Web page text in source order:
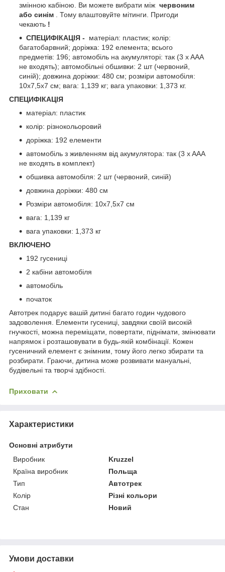
змінною кабіною. Ви можете вибрати між червоним
або синім . Тому влаштовуйте мітинги. Пригоди
чекають !
СПЕЦИФІКАЦІЯ -
матеріал: пластик; колір:
багатобарвний; доріжка: 192 елемента; всього
предметів: 196; автомобіль на акумуляторі: так (3 x AAA
не входять); автомобільні обшивки: 2 шт (червоний,
синій); довжина доріжки: 480 см; розміри автомобіля:
10х7,5х7 см; вага: 1,139 кг; вага упаковки: 1,373 кг.
СПЕЦИФІКАЦІЯ
матеріал: пластик
колір: різнокольоровий
доріжка: 192 елементи
автомобіль з живленням від акумулятора: так (3 x AAA
не входять в комплект)
обшивка автомобіля: 2 шт (червоний, синій)
довжина доріжки: 480 см
Розміри автомобіля: 10х7,5х7 см
вага: 1,139 кг
вага упаковки: 1,373 кг
ВКЛЮЧЕНО
192 гусениці
2 кабіни автомобіля
автомобіль
початок
Автотрек подарує вашій дитині багато годин чудового
задоволення. Елементи гусениці, завдяки своїй високій
гнучкості, можна переміщати, повертати, піднімати, змінювати
напрямок і розташовувати в будь-якій комбінації. Кожен
гусеничний елемент є знімним, тому його легко збирати та
розбирати. Граючи, дитина може розвивати мануальні,
будівельні та творчі здібності.
Приховати
Характеристики
Основні атрибути
Виробник
Kruzzel
Країна виробник
Польща
Тип
Автотрек
Колір
Різні кольори
Стан
Новий
Умови доставки